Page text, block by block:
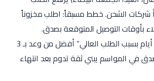
شركات الشحن. خطط مسبقاً: اطلب مخزوناً
بأوقات التوصيل المتوقعة بصدق.
“التوصيل في 5-7 أيام بسبب الطلب العالي” أفضل من وعد بـ 3
في المواسم يبني ثقة تدوم بعد انتهاء